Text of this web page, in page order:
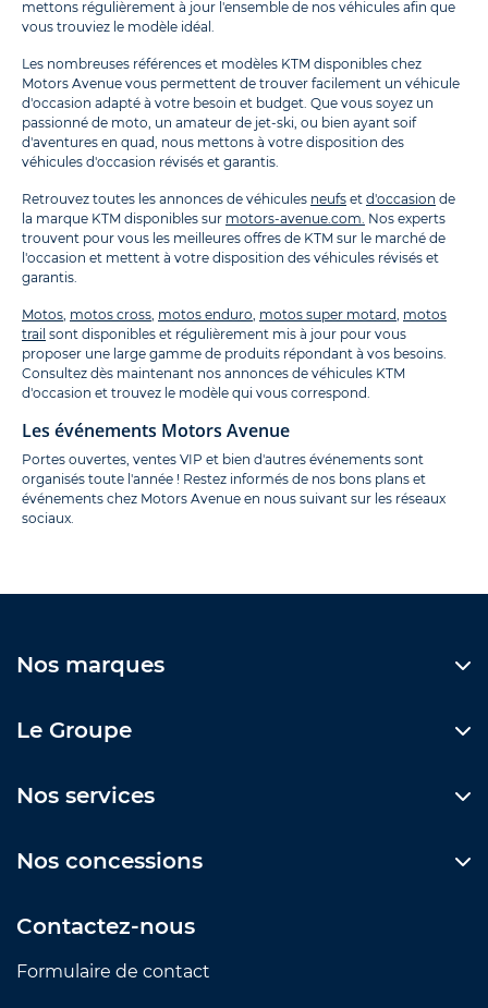
mettons régulièrement à jour l'ensemble de nos véhicules afin que
vous trouviez le modèle idéal.
Les nombreuses références et modèles KTM disponibles chez
Motors Avenue vous permettent de trouver facilement un véhicule
d'occasion adapté à votre besoin et budget. Que vous soyez un
passionné de moto, un amateur de jet-ski, ou bien ayant soif
d'aventures en quad, nous mettons à votre disposition des
véhicules d'occasion révisés et garantis.
Retrouvez toutes les annonces de véhicules neufs et d'occasion de
la marque KTM disponibles sur motors-avenue.com. Nos experts
trouvent pour vous les meilleures offres de KTM sur le marché de
l'occasion et mettent à votre disposition des véhicules révisés et
garantis.
Motos motos cross motos enduro motos super motard motos
trail sont disponibles et régulièrement mis à jour pour vous
proposer une large gamme de produits répondant à vos besoins.
Consultez dès maintenant nos annonces de véhicules KTM
d'occasion et trouvez le modèle qui vous correspond.
Les événements Motors Avenue
Portes ouvertes, ventes VIP et bien d'autres événements sont
organisés toute l'année ! Restez informés de nos bons plans et
événements chez Motors Avenue en nous suivant sur les réseaux
sociaux.
Nos marques
Le Groupe
Nos services
Nos concessions
Contactez-nous
Formulaire de contact